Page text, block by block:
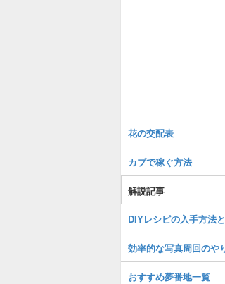
花の交配表
カブで稼ぐ方法
解説記事
DIYレシピの入手方法
効率的な写真周回のや
おすすめ夢番地一覧